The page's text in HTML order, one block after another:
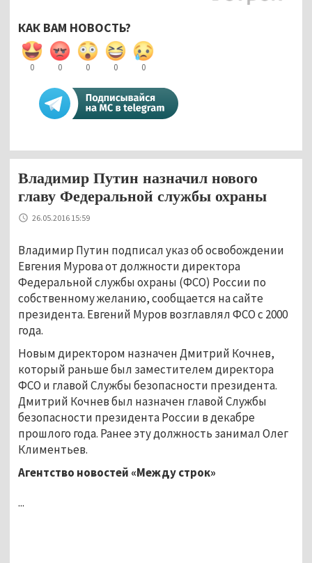
КАК ВАМ НОВОСТЬ?
0 0 0 0 0
Владимир Путин назначил нового
главу Федеральной службы охраны
26.05.2016 15:59
Владимир Путин подписал указ об освобождении
Евгения Мурова от должности директора
Федеральной службы охраны (ФСО) России по
собственному желанию, сообщается на сайте
президента. Евгений Муров возглавлял ФСО с 2000
года.
Новым директором назначен Дмитрий Кочнев,
который раньше был заместителем директора
ФСО и главой Службы безопасности президента.
Дмитрий Кочнев был назначен главой Службы
безопасности президента России в декабре
прошлого года. Ранее эту должность занимал Олег
Климентьев.
Агентство новостей «Между строк»
...